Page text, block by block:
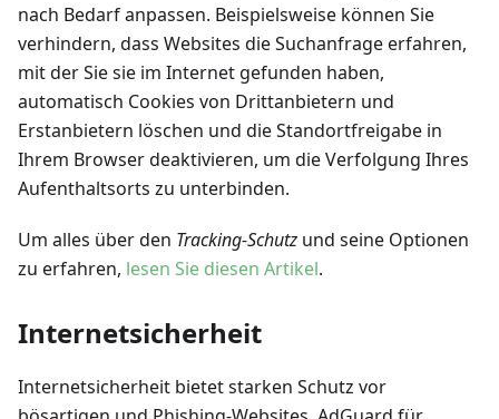
nach Bedarf anpassen. Beispielsweise können Sie
verhindern, dass Websites die Suchanfrage erfahren,
mit der Sie sie im Internet gefunden haben,
automatisch Cookies von Drittanbietern und
Erstanbietern löschen und die Standortfreigabe in
Ihrem Browser deaktivieren, um die Verfolgung Ihres
Aufenthaltsorts zu unterbinden.
Um alles über den Tracking-Schutz und seine Optionen
zu erfahren, lesen Sie diesen Artikel.
Internetsicherheit
Internetsicherheit bietet starken Schutz vor